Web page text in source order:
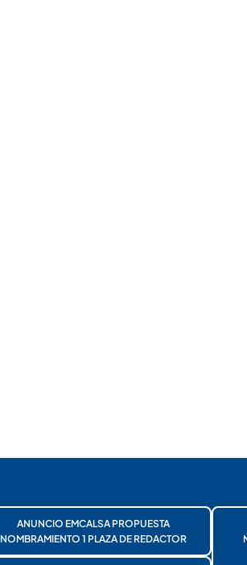
ANUNCIO EMCALSA PROPUESTA
NOMBRAMIENTO 1 PLAZA DE REDACTOR